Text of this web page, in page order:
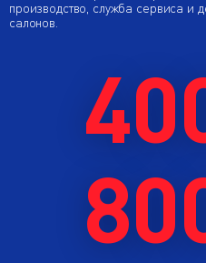
производство, служба сервиса и
салонов.